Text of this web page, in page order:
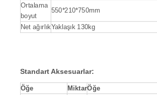
Ortalama
boyut
550*210*750mm
Net ağırlıkYaklaşık 130kg
StandartAksesuarlar:
Öğe MiktarÖğe